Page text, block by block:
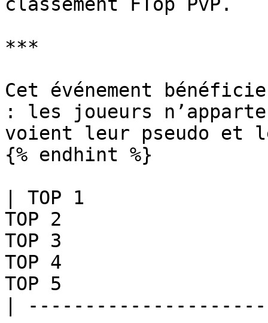
***
Cet événement
: les joueurs
voient leur pseudo et
{% endhint %}
| TOP 1
TOP 2
TOP 3
TOP 4
TOP 5
|